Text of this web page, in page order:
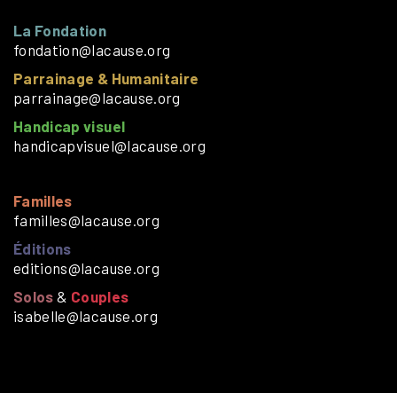
La Fondation
fondation@lacause.org
Parrainage & Humanitaire
parrainage@lacause.org
Handicap visuel
handicapvisuel@lacause.org
Familles
familles@lacause.org
Éditions
editions@lacause.org
Solos & Couples
isabelle@lacause.org